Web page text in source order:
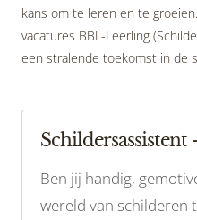
kans om te leren en te
vacatures BBL-Leerling
een stralende toekomst in de
Ben jij handig,
wereld van schilderen